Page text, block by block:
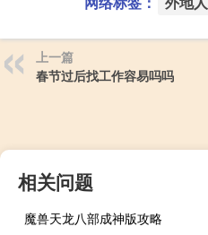
上一篇
春节过后找工作容易吗吗
相关问题
魔兽天龙八部成神版攻略